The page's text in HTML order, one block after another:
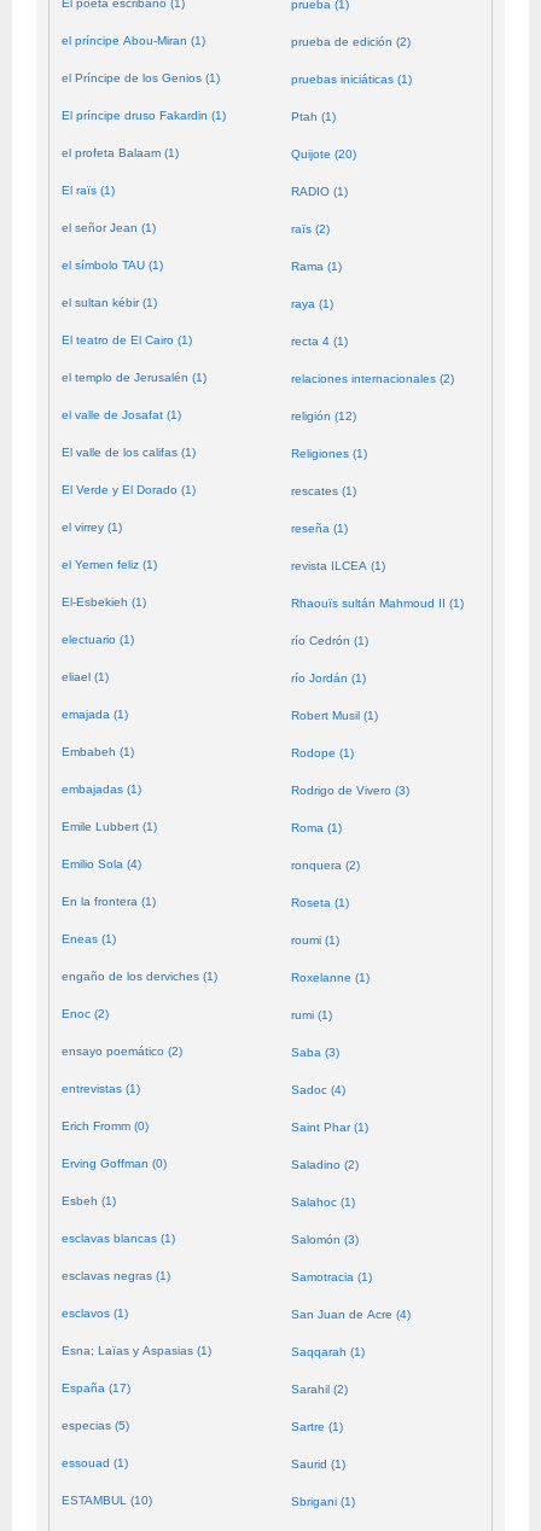
El poeta escribano (1)
el príncipe Abou-Miran (1)
el Príncipe de los Genios (1)
El príncipe druso Fakardin (1)
el profeta Balaam (1)
El raïs (1)
el señor Jean (1)
el símbolo TAU (1)
el sultan kébir (1)
El teatro de El Cairo (1)
el templo de Jerusalén (1)
el valle de Josafat (1)
El valle de los califas (1)
El Verde y El Dorado (1)
el virrey (1)
el Yemen feliz (1)
El-Esbekieh (1)
electuario (1)
eliael (1)
emajada (1)
Embabeh (1)
embajadas (1)
Emile Lubbert (1)
Emilio Sola (4)
En la frontera (1)
Eneas (1)
engaño de los derviches (1)
Enoc (2)
ensayo poemático (2)
entrevistas (1)
Erich Fromm (0)
Erving Goffman (0)
Esbeh (1)
esclavas blancas (1)
esclavas negras (1)
esclavos (1)
Esna; Laïas y Aspasias (1)
España (17)
especias (5)
essouad (1)
ESTAMBUL (10)
prueba (1)
prueba de edición (2)
pruebas iniciáticas (1)
Ptah (1)
Quijote (20)
RADIO (1)
raïs (2)
Rama (1)
raya (1)
recta 4 (1)
relaciones internacionales (2)
religión (12)
Religiones (1)
rescates (1)
reseña (1)
revista ILCEA (1)
Rhaouïs sultán Mahmoud II (1)
río Cedrón (1)
río Jordán (1)
Robert Musil (1)
Rodope (1)
Rodrigo de Vivero (3)
Roma (1)
ronquera (2)
Roseta (1)
roumi (1)
Roxelanne (1)
rumi (1)
Saba (3)
Sadoc (4)
Saint Phar (1)
Saladino (2)
Salahoc (1)
Salomón (3)
Samotracia (1)
San Juan de Acre (4)
Saqqarah (1)
Sarahil (2)
Sartre (1)
Saurid (1)
Sbrigani (1)